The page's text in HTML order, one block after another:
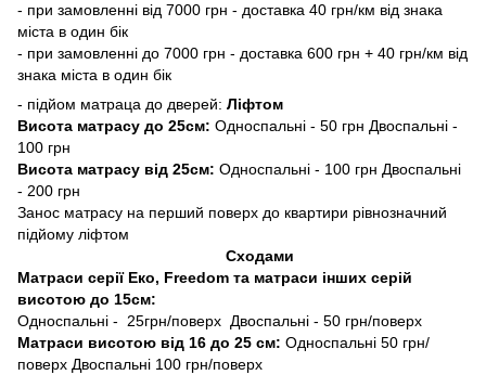
- при замовленні від 7000 грн - доставка 40 грн/км від знака
міста в один бік
- при замовленні до 7000 грн - доставка 600 грн + 40 грн/км від
знака міста в один бік
- підйом матраца до дверей: Ліфтом
Висота матрасу до 25см: Односпальні - 50 грн Двоспальні -
100 грн
Висота матрасу від 25см: Односпальні - 100 грн Двоспальні
- 200 грн
Занос матрасу на перший поверх до квартири рівнозначний
підйому ліфтом
Сходами
Матраси серії Еко, Freedom та матраси інших серій
висотою до 15см:
Односпальні - 25грн/поверх Двоспальні - 50 грн/поверх
Матраси висотою від 16 до 25 см: Односпальні 50 грн/
поверх Двоспальні 100 грн/поверх